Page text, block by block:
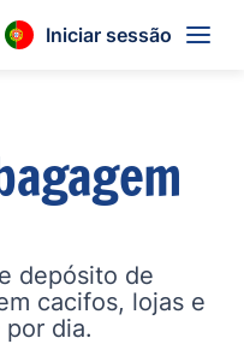
Iniciar sessão
depósito de
cacifos, lojas e
dia.